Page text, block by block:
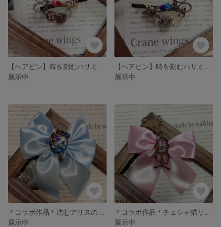
展示中
展示中
展示中
展示中